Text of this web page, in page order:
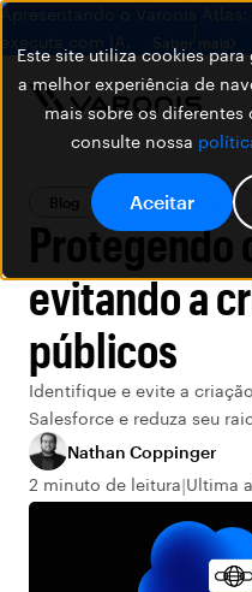
Este site utiliza cookies
a melhor experiência de
mais sobre os diferentes
consulte nossa
Aceitar
Apresentando o Varonis
executa com IA.
Saber mais
Blog Produtos Varonis
Protegendo
evitando a
públicos
Identifique e evite a
Salesforce e reduza seu
Nathan Coppinger
2 minuto de leitura Ultima